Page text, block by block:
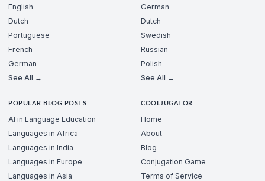
English
Dutch
Portuguese
French
German
See All →
German
Dutch
Swedish
Russian
Polish
See All →
POPULAR BLOG POSTS
AI in Language Education
Languages in Africa
Languages in India
Languages in Europe
Languages in Asia
COOLJUGATOR
Home
About
Blog
Conjugation Game
Terms of Service